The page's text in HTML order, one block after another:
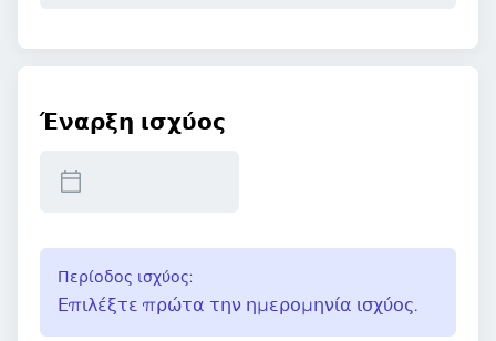
Έναρξη ισχύος
Περίοδος ισχύος:
Επιλέξτε πρώτα την ημερομηνία ισχύος.